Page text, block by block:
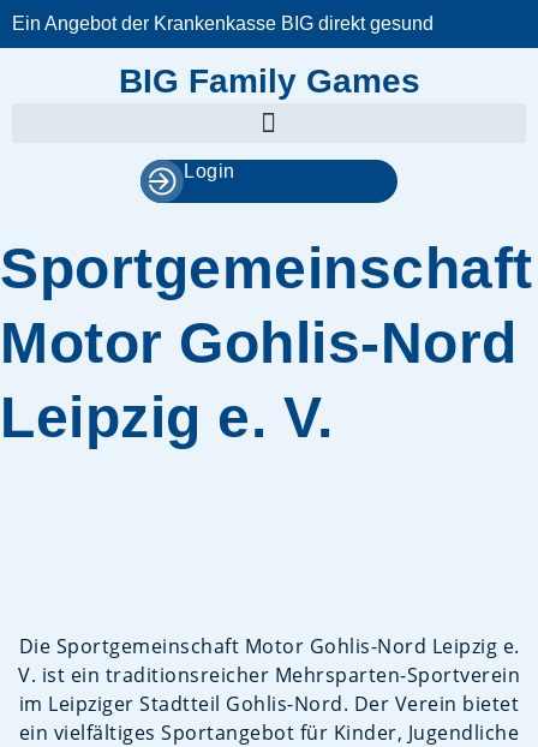
Zum
Inhalt
Ein Angebot der Krankenkasse BIG direkt gesund
BIG Family Games
Login
Sportgemeinschaft
Motor Gohlis-Nord
Leipzig e. V.
Die Sportgemeinschaft Motor Gohlis-Nord Leipzig e.
V. ist ein traditionsreicher Mehrsparten-Sportverein
im Leipziger Stadtteil Gohlis-Nord. Der Verein bietet
ein vielfältiges Sportangebot für Kinder, Jugendliche